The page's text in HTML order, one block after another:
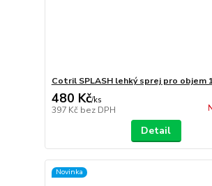
Cotril SPLASH lehký sprej pro objem
480 Kč/ks
397 Kč bez DPH
Detail
Novinka